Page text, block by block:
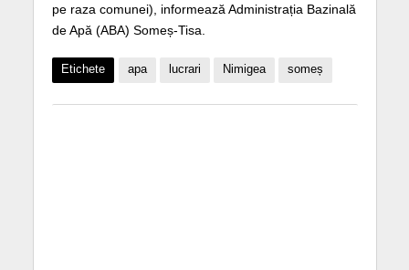
pe raza comunei), informează Administrația Bazinală
de Apă (ABA) Someș-Tisa.
Etichete apa lucrari Nimigea someș